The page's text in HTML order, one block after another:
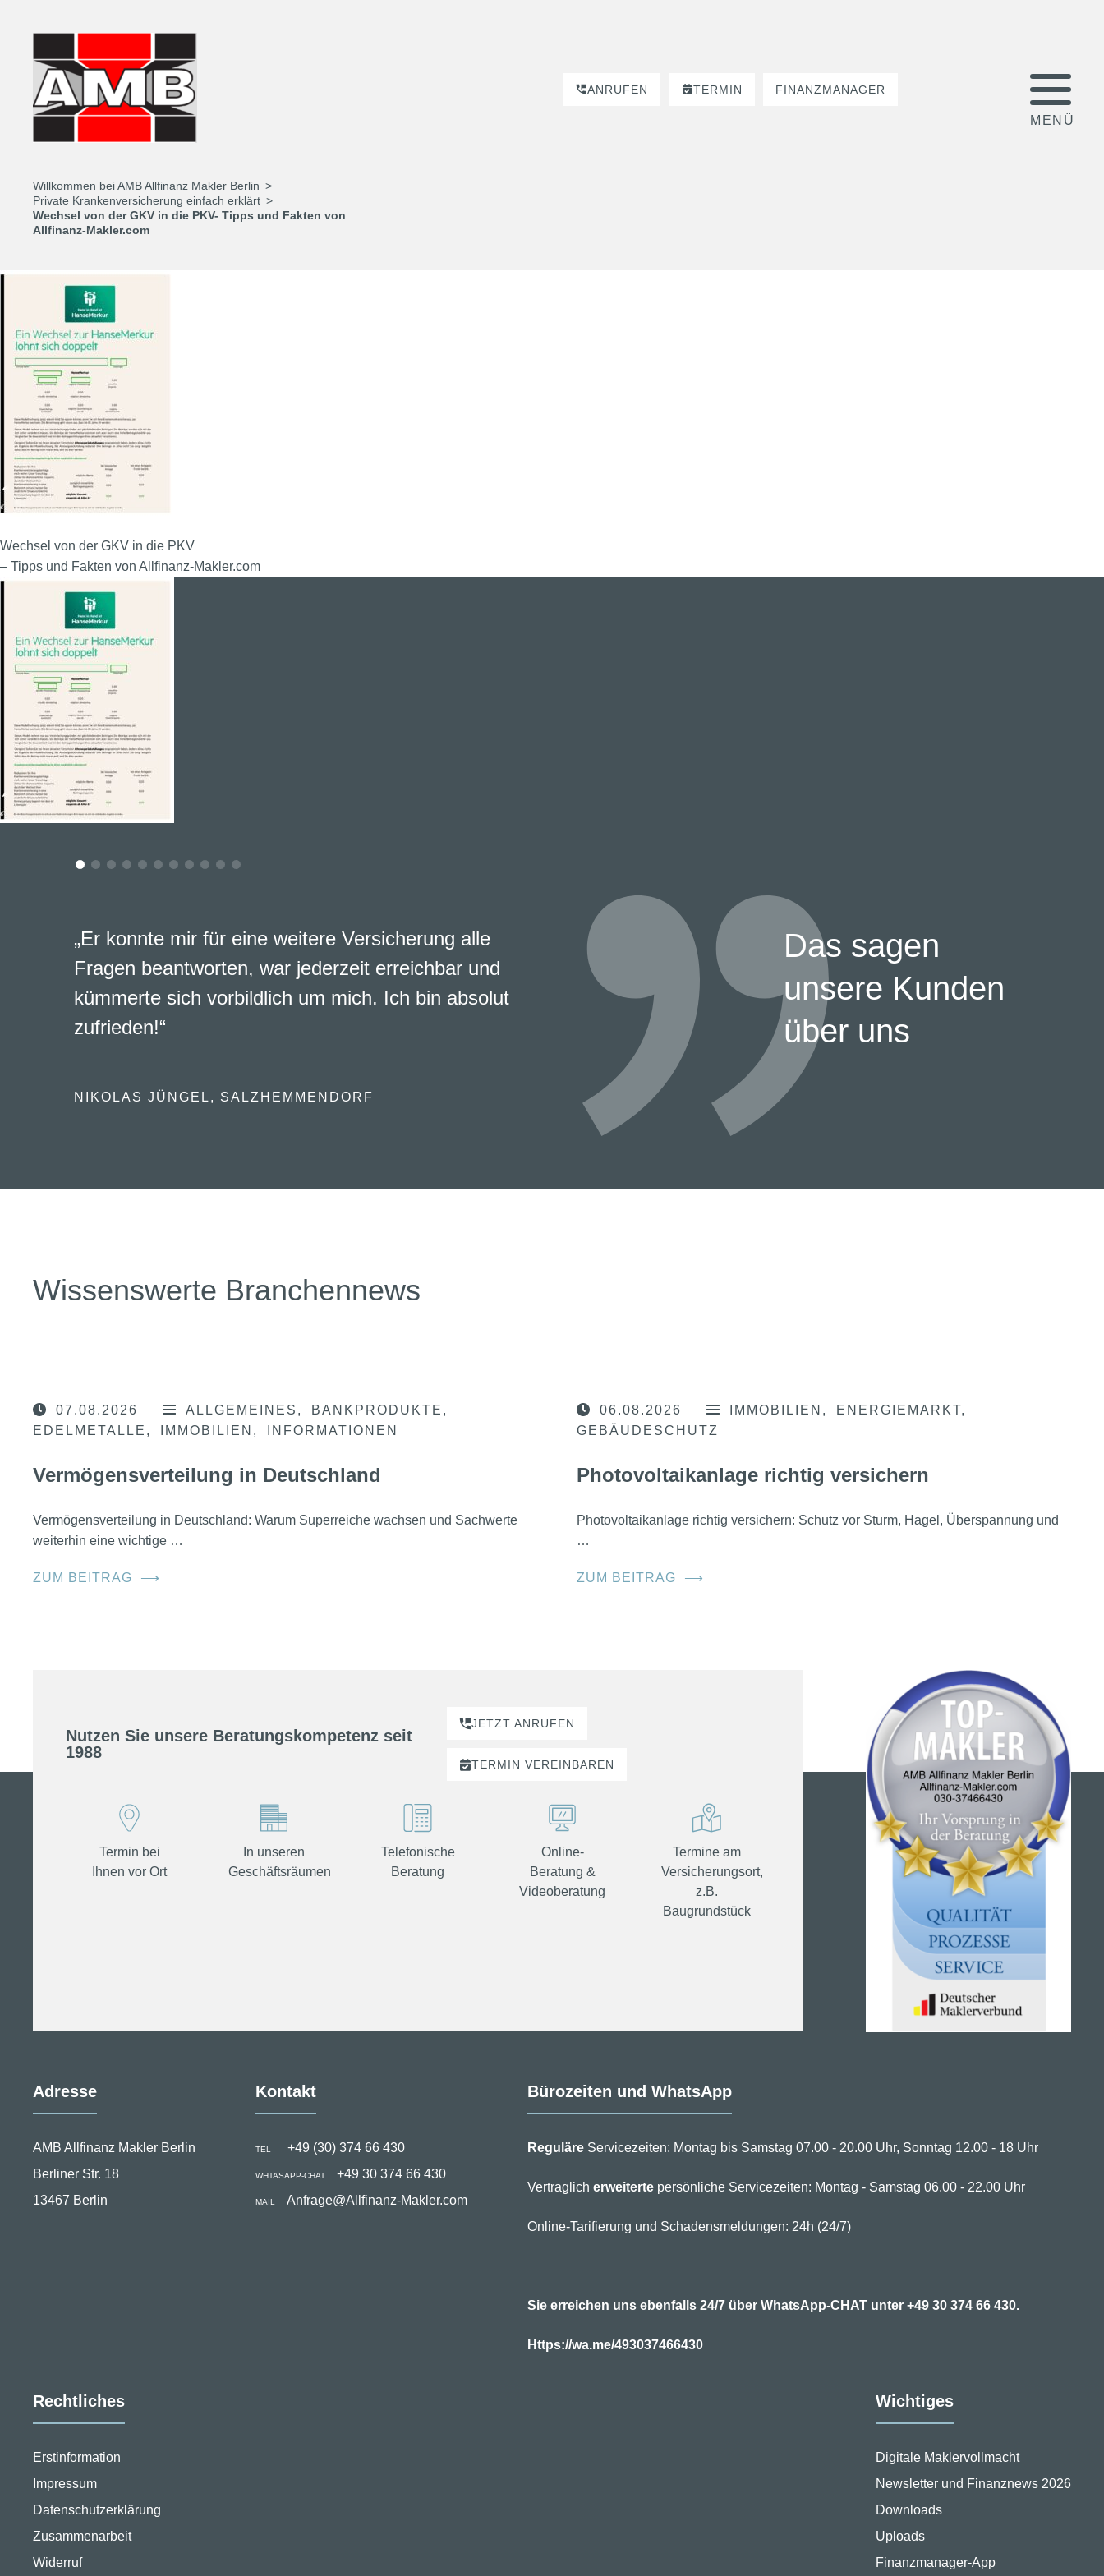
ANRUFEN TERMIN FINANZMANAGER
Willkommen bei AMB Allfinanz Makler Berlin
Private Krankenversicherung einfach erklärt
Wechsel von der GKV in die PKV- Tipps und Fakten von
Allfinanz-Makler.com
Wechsel von der GKV in die PKV
– Tipps und Fakten von Allfinanz-Makler.com
Das sagen
unsere Kunden
über uns
„Er konnte mir für eine weitere Versicherung alle
Fragen beantworten, war jederzeit erreichbar und
kümmerte sich vorbildlich um mich. Ich bin absolut
zufrieden!“
NIKOLAS JÜNGEL, SALZHEMMENDORF
Wissenswerte Branchennews
07.08.2026 ALLGEMEINES
BANKPRODUKTE
EDELMETALLE
IMMOBILIEN INFORMATIONEN
Vermögensverteilung in Deutschland
Vermögensverteilung in Deutschland: Warum Superreiche wachsen und Sachwerte
weiterhin eine wichtige …
ZUM BEITRAG ⟶
06.08.2026 IMMOBILIEN
ENERGIEMARKT
GEBÄUDESCHUTZ
Photovoltaikanlage richtig versichern
Photovoltaikanlage richtig versichern: Schutz vor Sturm, Hagel, Überspannung und
…
ZUM BEITRAG ⟶
Nutzen Sie unsere Beratungskompetenz seit
1988
JETZT ANRUFEN
TERMIN VEREINBAREN
Termin bei
Ihnen vor Ort
In unseren
Geschäftsräumen
Telefonische
Beratung
Online-
Beratung &
Videoberatung
Termine am
Versicherungsort,
z.B.
Baugrundstück
Adresse
AMB Allfinanz Makler Berlin
Berliner Str. 18
13467 Berlin
Kontakt
TEL +49 (30) 374 66 430
WHTASAPP-CHAT +49 30 374 66 430
MAIL Anfrage@Allfinanz-Makler.com
Bürozeiten und WhatsApp
ReguläreServicezeiten: Montag bis Samstag 07.00 - 20.00 Uhr, Sonntag 12.00 - 18 Uhr
Vertraglich erweitertepersönliche Servicezeiten: Montag - Samstag 06.00 - 22.00 Uhr
Online-Tarifierung und Schadensmeldungen: 24h (24/7)
Sie erreichen uns ebenfalls 24/7 über WhatsApp-CHAT unter +49 30 374 66 430.
Https://wa.me/493037466430
Rechtliches
Erstinformation
Impressum
Datenschutzerklärung
Zusammenarbeit
Widerruf
Wichtiges
Digitale Maklervollmacht
Newsletter und Finanznews 2026
Downloads
Uploads
Finanzmanager-App